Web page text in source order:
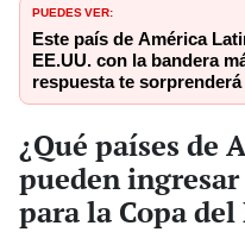
PUEDES VER:
Este país de América
EE.UU. con la bandera
respuesta te sorprenderá
¿Qué países de
pueden
para la Copa